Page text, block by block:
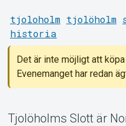
tjoloholm tjolöholm
historia
Det är inte möjligt att
Evenemanget har redan
Tjolöholms Slott är